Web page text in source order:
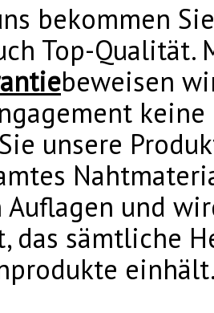
bekommen
Top-Qualität.
beweisen
unsere
und
das sämtliche